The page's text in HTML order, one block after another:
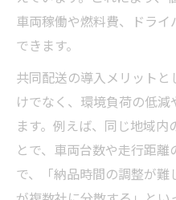
車両稼働や燃料費、ドラ
できます。
共同配送の導入メリット
けでなく、環境負荷の低
ます。例えば、同じ地域
とで、車両台数や走行距
で、「納品時間の調整が